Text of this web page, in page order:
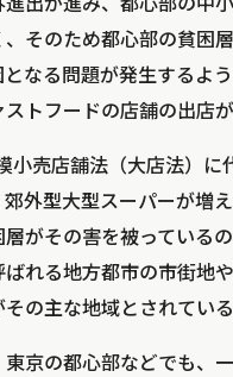
そのため都心部の貧困
なる問題が発生するよ
トフードの店舗の出店
小売店舗法（大店法）
外型大型スーパーが増
がその害を被っている
れる地方都市の市街地
の主な地域とされている
京の都心部などでも、